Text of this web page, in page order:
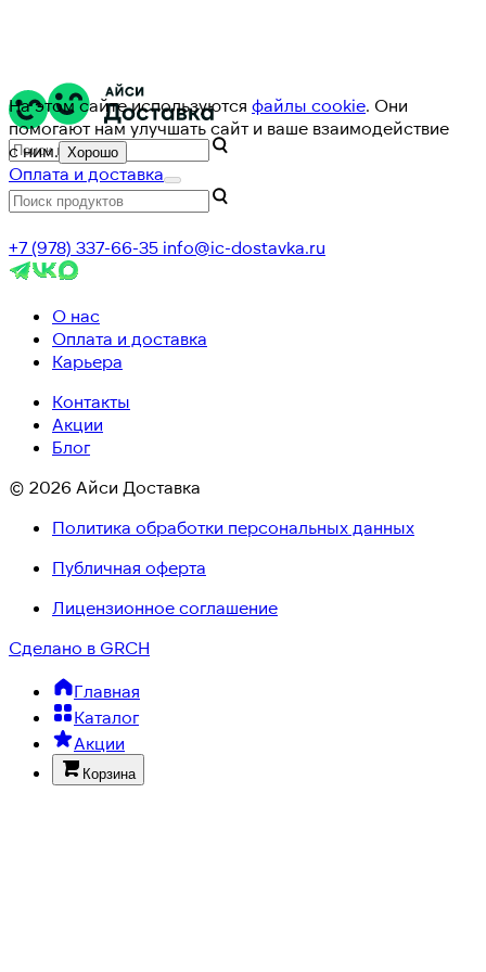
На этом сайте используются файлы cookie. Они
помогают нам улучшать сайт и ваше взаимодействие
с ним. Хорошо
Оплата и доставка
+7 (978) 337-66-35 info@ic-dostavka.ru
О нас
Оплата и доставка
Карьера
Контакты
Акции
Блог
© 2026 Айси Доставка
Политика обработки персональных данных
Публичная оферта
Лицензионное соглашение
Сделано в GRCH
Главная
Каталог
Акции
Корзина